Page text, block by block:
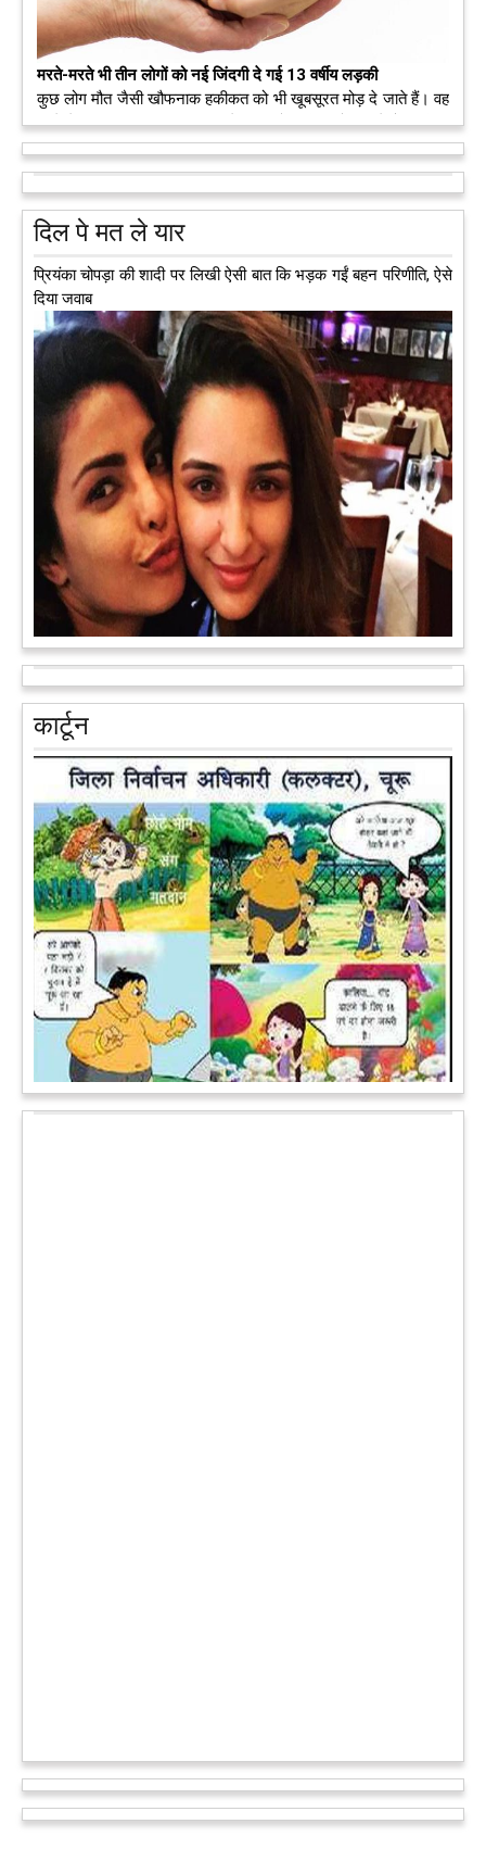
मरते-मरते भी तीन लोगों को नई जिंदगी दे गई 13 वर्षीय लड़की
कुछ लोग मौत जैसी खौफनाक हकीकत को भी खूबसूरत मोड़ दे जाते हैं। वह
मरने के बाद भी इस धरती पर अपने आप को जीवित छोड़ ज़ाते हैं। दुनिया
को अलविदा कह चुकी 13 वर्षीय लड़की के अंगदान से 3 जरूरतमंद लोगों
को नई जिंदगी मिल गई।आगे पढ़ें
अब एक आइडिया बदलेगा हिमाचल के युवाओं की किस्मत, जानिए कैसे
हमीरपुर में अब एक आइडिया युवाओं की किस्मत बदलने जा रहा है। भारत
सरकार के स्टार्टअप मिशन के तहत सबंधित टीम मोबाइल वैन के जरिए पूरे
देश के कोने-कोने में घूमकर नए स्टार्ट अप स्थापित करने की चाह रखने
वाले युवाओं से संपर्क कर रही है।आगे पढ़ें
आरक्षण के विरोध में राजा भैया बोले, प्रमोशन का आधार गुणवत्ता और
वरिष्ठता हो, जाति नहीं
प्रतापगढ़ के कुंडा से बाहुबली विधायक रघुराज प्रताप सिंह उर्फ राजा भैया ने
शुक्रवार को लखनऊ में प्रेस कांफ्रेंस कर नई राजनीतिक पार्टी बनाने की
आधिकारिक घोषणा करते हुए पार्टी के मुद्दों के बारे में बताया.आगे पढ़ें
पेट पकड़ कर हंसने पर मजबूर हो जायेंगे आप जानवरों की ये अदाएं देखकर
कल्पना कीजिये उस दृश्य की, जिसमें कोई गिलहरी किसी मेंढक के साथ
लिप-लॉक कर रही हो। गिलहरी झूला झूल रही हो।आगे पढ़ें
दिल पे मत ले यार
...तो अब खुशी से मरने को भी तैयार हैं मौनी रॉय
प्रियंका चोपड़ा की शादी पर लिखी ऐसी बात कि भड़क गईं बहन परिणीति, ऐसे
दिया जवाब
कार्टून